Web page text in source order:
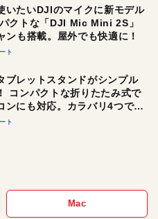
いたいDJIのマイクに新モデル
クトな「DJI Mic Mini 2S」
ンも搭載。屋外でも快適に！
ト
ブレットスタンドがシンプル
コンパクトな折りたたみ式で
ンにも対応。カラバリ4つで選
ト
Mac